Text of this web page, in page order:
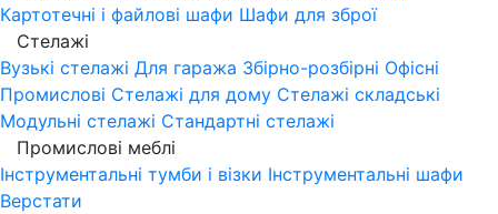
Картотечні і файлові шафи Шафи для зброї
Стелажі
Вузькі стелажі Для гаража Збірно-розбірні Офісні
Промислові Стелажі для дому Стелажі складські
Модульні стелажі Стандартні стелажі
Промислові меблі
Інструментальні тумби і візки Інструментальні шафи
Верстати